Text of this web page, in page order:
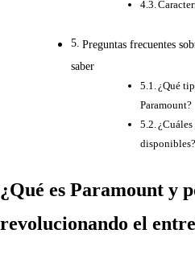
Preguntas frecuentes
saber
¿Qué
Paramount?
disponibles?
¿Qué es Paramount y
revolucionando el